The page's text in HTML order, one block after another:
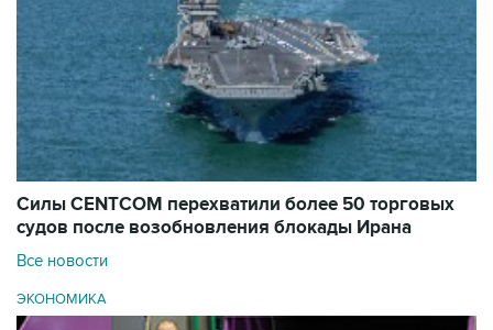
Силы CENTCOM перехватили более 50 торговых
судов после возобновления блокады Ирана
Все новости
ЭКОНОМИКА